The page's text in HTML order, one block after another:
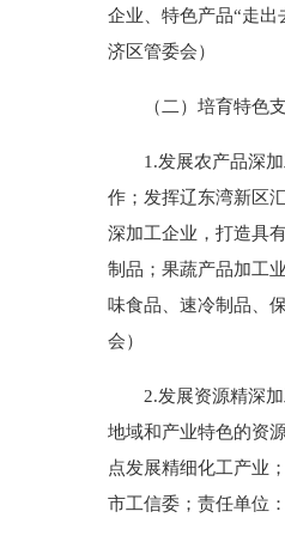
企业、特色产品“走
济区管委会）
（二）培育特色支
1.发展农产品深加
作；发挥辽东湾新区
深加工企业，打造具
制品；果蔬产品加工
味食品、速冷制品、
会）
2.发展资源精深加
地域和产业特色的资
点发展精细化工产业
市工信委；责任单位